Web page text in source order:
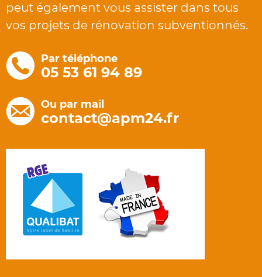
peut également vous assister dans tous
vos projets de rénovation subventionnés.
Par téléphone
05 53 61 94 89
Ou par mail
contact@apm24.fr